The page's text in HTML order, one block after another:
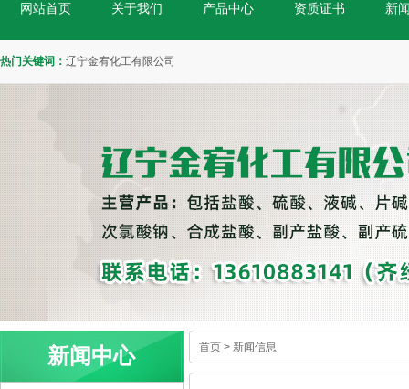
网站首页 关于我们 产品中心 资质证书 新
热门关键词： 辽宁金宥化工有限公司
首页 > 新闻信息
新闻中心